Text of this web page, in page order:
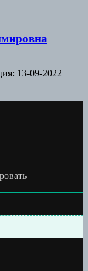
13-09-2022